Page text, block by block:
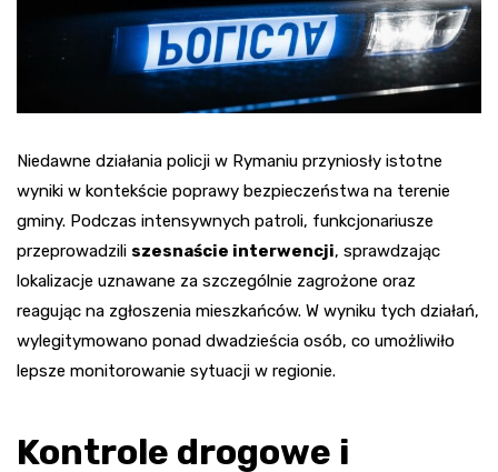
Niedawne działania policji w Rymaniu przyniosły istotne
wyniki w kontekście poprawy bezpieczeństwa na terenie
gminy. Podczas intensywnych patroli, funkcjonariusze
przeprowadzili szesnaście interwencji, sprawdzając
lokalizacje uznawane za szczególnie zagrożone oraz
reagując na zgłoszenia mieszkańców. W wyniku tych działań,
wylegitymowano ponad dwadzieścia osób, co umożliwiło
lepsze monitorowanie sytuacji w regionie.
Kontrole drogowe i